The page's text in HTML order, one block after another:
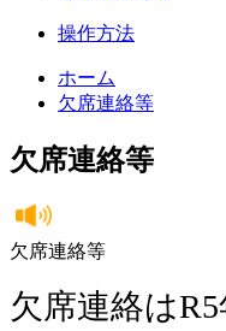
操作方法
ホーム
欠席連絡等
欠席連絡等
欠席連絡等
欠席連絡は